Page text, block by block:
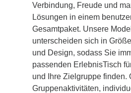
Verbindung, Freude und
Lösungen in einem
Gesamtpaket. Unsere
unterscheiden sich in
und Design, sodass Sie
passenden ErlebnisTisch
und Ihre Zielgruppe finden.
Gruppenaktivitäten,